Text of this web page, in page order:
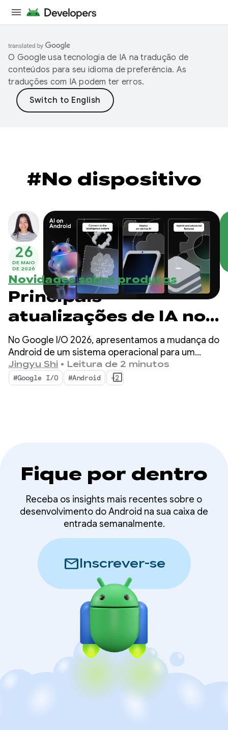
O Google usa tecnologia de IA na tradução de
conteúdos para seu idioma de preferência. As
traduções com IA podem ter erros.
#No dispositivo
26
DE MAIO
DE 2026
Novidades sobre produtos
Principais
atualizações de IA no
Android para criar
experiências
inteligentes do Google
No Google I/O 2026, apresentamos a mudança do
Android de um sistema operacional para um
sistema de inteligência. Também mostramos
como criar experiências inteligentes de forma
nativa com o sistema e levar o poder da IA do
Jingyu Shi • Leitura de 2 minutos
#Google I/O #Android +2
Fique por dentro
Receba os insights mais recentes sobre o
desenvolvimento do Android na sua caixa de
entrada semanalmente.
mailInscrever-se